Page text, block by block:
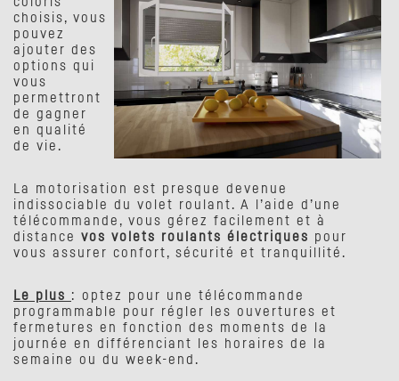
choisis, vous
pouvez
ajouter des
options qui
vous
permettront
de gagner
en qualité
de vie.
La motorisation est presque devenue
indissociable du volet roulant. A l’aide d’une
télécommande, vous gérez facilement et à
distance vos volets roulants électriques pour
vous assurer confort, sécurité et tranquillité.
Le plus : optez pour une télécommande
programmable pour régler les ouvertures et
fermetures en fonction des moments de la
journée en différenciant les horaires de la
semaine ou du week-end.